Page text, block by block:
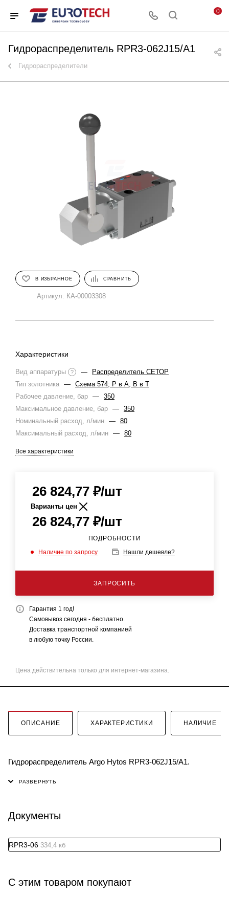
0
Гидрораспределитель RPR3-062J15/A1
Гидрораспределители
В ИЗБРАННОЕ СРАВНИТЬ
Артикул: КА-00003308
Характеристики
Вид аппаратуры ? —
Распределитель СЕТОР
Тип золотника — Схема 574; Р в А, В в Т
Рабочее давление, бар — 350
Максимальное давление, бар — 350
Номинальный расход, л/мин — 80
Максимальный расход, л/мин — 80
Все характеристики
26 824,77 ₽/шт
Варианты цен
26 824,77 ₽/шт
ПОДРОБНОСТИ
Наличие по запросу
Нашли дешевле?
ЗАПРОСИТЬ
Гарантия 1 год!
Самовывоз сегодня - бесплатно.
Доставка транспортной компанией
в любую точку России.
Цена действительна только для интернет-магазина.
ОПИСАНИЕ ХАРАКТЕРИСТИКИ НАЛИЧИЕ
Гидрораспределитель Argo Hytos RPR3-062J15/A1.
Документы
RPR3-06 334,4 кб
С этим товаром покупают